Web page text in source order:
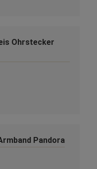
Ohrstecker
Pandora